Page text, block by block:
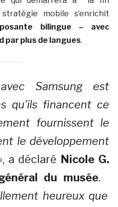
mobile s’enrichit
bilingue – avec
par plus de langues.
Samsung est
qu’ils financent ce
fournissent le
le développement
, a déclaré Nicole G.
du musée.
heureux que